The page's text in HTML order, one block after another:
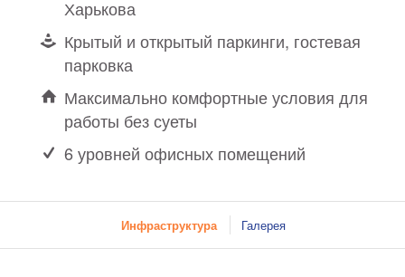
Харькова
Крытый и открытый паркинги, гостевая
парковка
Максимально комфортные условия для
работы без суеты
6 уровней офисных помещений
Инфраструктура Галерея